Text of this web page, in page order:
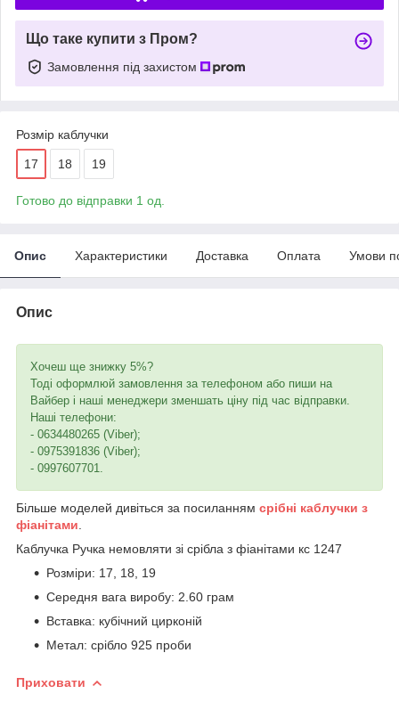
Що таке купити з Пром?
Замовлення під захистом
Розмір каблучки
17 18 19
Готово до відправки 1 од.
Опис Характеристики Доставка Оплата Умови
Опис
Хочеш ще знижку 5%?
Тоді оформлюй замовлення за телефоном або пиши на
Вайбер і наші менеджери зменшать ціну під час відправки.
Наші телефони:
- 0634480265 (Viber);
- 0975391836 (Viber);
- 0997607701.
Більше моделей дивіться за посиланням срібні каблучки з
фіанітами
Каблучка Ручка немовляти зі срібла з фіанітами кс 1247
Розміри: 17, 18, 19
Середня вага виробу: 2.60 грам
Вставка: кубічний цирконій
Метал: срібло 925 проби
Приховати